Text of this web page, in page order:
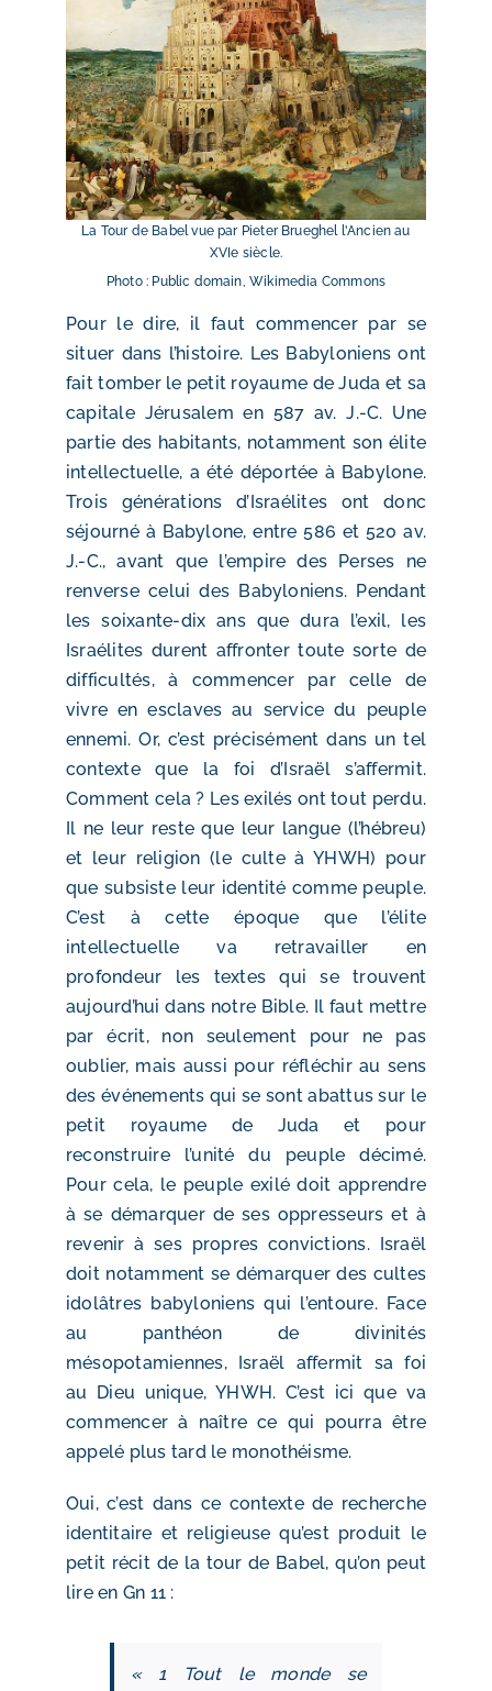
La Tour de Babel vue par Pieter Brueghel l'Ancien au
XVIe siècle.
Photo : Public domain, Wikimedia Commons
Pour le dire, il faut commencer par se
situer dans l’histoire. Les Babyloniens ont
fait tomber le petit royaume de Juda et sa
capitale Jérusalem en 587 av. J.-C. Une
partie des habitants, notamment son élite
intellectuelle, a été déportée à Babylone.
Trois générations d’Israélites ont donc
séjourné à Babylone, entre 586 et 520 av.
J.-C., avant que l’empire des Perses ne
renverse celui des Babyloniens. Pendant
les soixante-dix ans que dura l’exil, les
Israélites durent affronter toute sorte de
difficultés, à commencer par celle de
vivre en esclaves au service du peuple
ennemi. Or, c’est précisément dans un tel
contexte que la foi d’Israël s’affermit.
Comment cela ? Les exilés ont tout perdu.
Il ne leur reste que leur langue (l’hébreu)
et leur religion (le culte à YHWH) pour
que subsiste leur identité comme peuple.
C’est à cette époque que l’élite
intellectuelle va retravailler en
profondeur les textes qui se trouvent
aujourd’hui dans notre Bible. Il faut mettre
par écrit, non seulement pour ne pas
oublier, mais aussi pour réfléchir au sens
des événements qui se sont abattus sur le
petit royaume de Juda et pour
reconstruire l’unité du peuple décimé.
Pour cela, le peuple exilé doit apprendre
à se démarquer de ses oppresseurs et à
revenir à ses propres convictions. Israël
doit notamment se démarquer des cultes
idolâtres babyloniens qui l’entoure. Face
au panthéon de divinités
mésopotamiennes, Israël affermit sa foi
au Dieu unique, YHWH. C’est ici que va
commencer à naître ce qui pourra être
appelé plus tard le monothéisme.
Oui, c’est dans ce contexte de recherche
identitaire et religieuse qu’est produit le
petit récit de la tour de Babel, qu’on peut
lire en Gn 11 :
« 1 Tout le monde se